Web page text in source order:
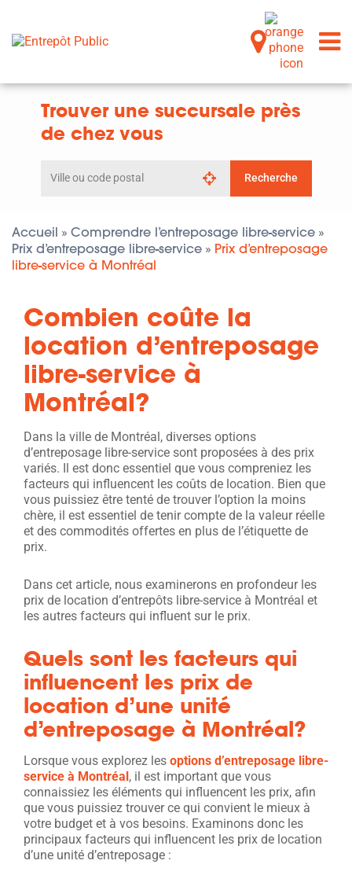
Trouver une succursale près
de chez vous
par
code
postal
Recherche
Accueil » Comprendre l’entreposage libre-service »
Prix d’entreposage libre-service » Prix d’entreposage
libre-service à Montréal
Combien coûte la
location d’entreposage
libre-service à
Montréal?
Dans la ville de Montréal, diverses options
d’entreposage libre-service sont proposées à des prix
variés. Il est donc essentiel que vous compreniez les
facteurs qui influencent les coûts de location. Bien que
vous puissiez être tenté de trouver l’option la moins
chère, il est essentiel de tenir compte de la valeur réelle
et des commodités offertes en plus de l’étiquette de
prix.
Dans cet article, nous examinerons en profondeur les
prix de location d’entrepôts libre-service à Montréal et
les autres facteurs qui influent sur le prix.
Quels sont les facteurs qui
influencent les prix de
location d’une unité
d’entreposage à Montréal?
Lorsque vous explorez les options d’entreposage libre-
service à Montréal, il est important que vous
connaissiez les éléments qui influencent les prix, afin
que vous puissiez trouver ce qui convient le mieux à
votre budget et à vos besoins. Examinons donc les
principaux facteurs qui influencent les prix de location
d’une unité d’entreposage :